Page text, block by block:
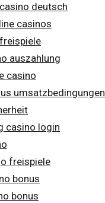
deutsch
casinos
auszahlung
casino
umsatzbedingungen
casino login
freispiele
bonus
bonus